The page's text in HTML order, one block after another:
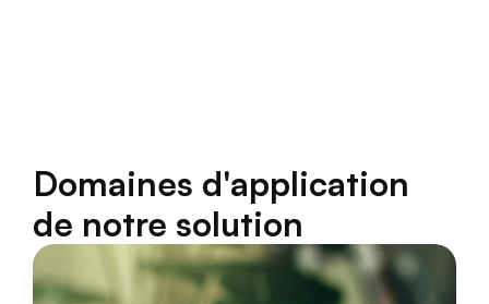
Domaines d'application
de notre solution